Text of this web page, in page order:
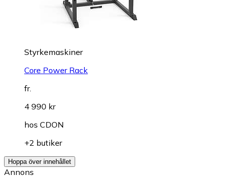
Styrkemaskiner
Core Power Rack
fr.
4 990 kr
hos CDON
+2 butiker
Hoppa över innehållet
Annons